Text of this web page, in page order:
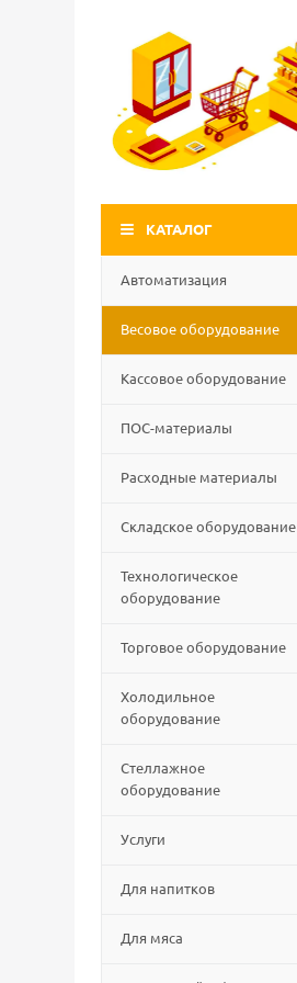
КАТАЛОГ
Автоматизация
Весовое оборудование
Кассовое оборудование
ПОС-материалы
Расходные материалы
Складское оборудование
Технологическое
оборудование
Торговое оборудование
Холодильное
оборудование
Стеллажное
оборудование
Услуги
Для напитков
Для мяса